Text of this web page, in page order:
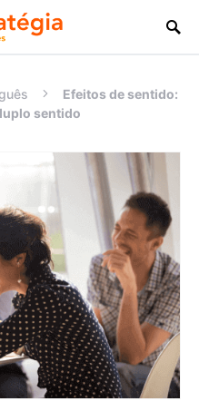
Efeitos de sentido:
sentido